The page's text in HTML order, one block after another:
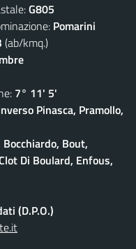
G805
Pomarini
(ab/kmq.)
7° 11' 5'
Pinasca, Pramollo,
Bout,
Di Boulard, Enfous,
(D.P.O.)